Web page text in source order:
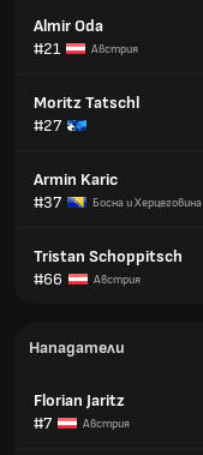
Almir Oda
#21
Австрия
Moritz Tatschl
#27
Armin Karic
#37
Босна и Херцеговина
Tristan Schoppitsch
#66
Австрия
Нападатели
Florian Jaritz
#7
Австрия